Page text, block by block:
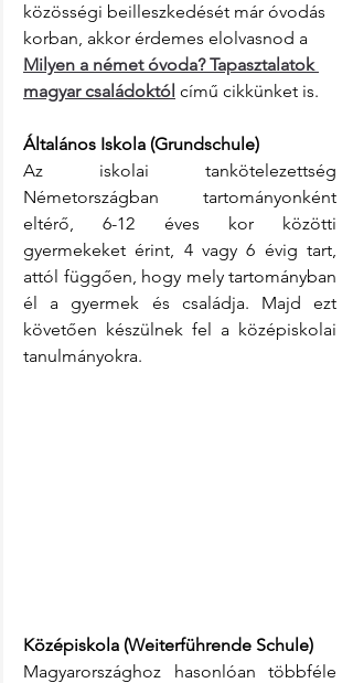
közösségi beilleszkedését már óvodás
korban, akkor érdemes elolvasnod a
Milyen a német óvoda? Tapasztalatok
magyar családoktól című cikkünket is.
Általános Iskola (Grundschule)
Az iskolai tankötelezettség
Németországban tartományonként
eltérő, 6-12 éves kor közötti
gyermekeket érint, 4 vagy 6 évig tart,
attól függően, hogy mely tartományban
él a gyermek és családja. Majd ezt
követően készülnek fel a középiskolai
tanulmányokra.
Középiskola (Weiterführende Schule)
Magyarországhoz hasonlóan többféle